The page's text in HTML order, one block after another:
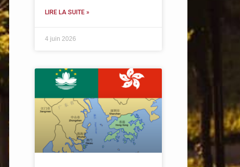
LIRE LA SUITE »
4 juin 2026